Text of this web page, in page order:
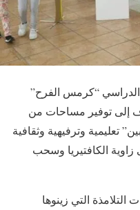
الدراسي “كرمس الفرح”
إلى توفير مساحات من
تعليمية وترفيهية وثقافية
الكافتيريا وسحب
التي زينوها